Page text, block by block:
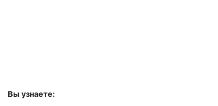
Вы узнаете: